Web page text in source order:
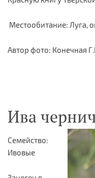
Местообитание: Луга,
Автор фото: Конечная
Ива
Семейство:
Ивовые